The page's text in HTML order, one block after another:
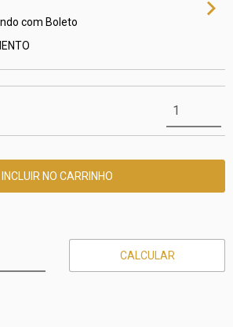
com Boleto
CALCULAR